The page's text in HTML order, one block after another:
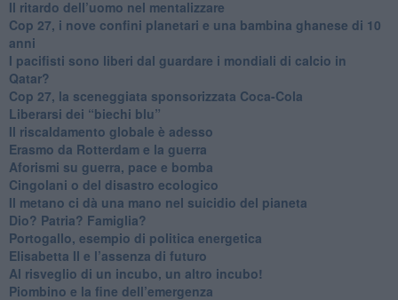
​Il ritardo dell’uomo nel mentalizzare
​Cop 27, i nove confini planetari e una bambina ghanese di 10
anni
​I pacifisti sono liberi dal guardare i mondiali di calcio in
Qatar?
​Cop 27, la sceneggiata sponsorizzata Coca-Cola
​Liberarsi dei “biechi blu”
Il riscaldamento globale è adesso
​Erasmo da Rotterdam e la guerra
​Aforismi su guerra, pace e bomba
Cingolani o del disastro ecologico
​Il metano ci dà una mano nel suicidio del pianeta
​Dio? Patria? Famiglia?
Portogallo, esempio di politica energetica
​Elisabetta II e l’assenza di futuro
Al risveglio di un incubo, un altro incubo!
​Piombino e la fine dell’emergenza